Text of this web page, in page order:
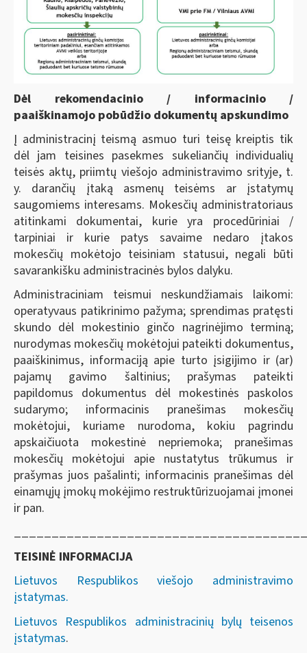
Dėl rekomendacinio / informacinio /
paaiškinamojo pobūdžio dokumentų apskundimo
Į administracinį teismą asmuo turi teisę kreiptis tik
dėl jam teisines pasekmes sukeliančių individualių
teisės aktų, priimtų viešojo administravimo srityje, t.
y. darančių įtaką asmenų teisėms ar įstatymų
saugomiems interesams. Mokesčių administratoriaus
atitinkami dokumentai, kurie yra procedūriniai /
tarpiniai ir kurie patys savaime nedaro įtakos
mokesčių mokėtojo teisiniam statusui, negali būti
savarankišku administracinės bylos dalyku.
Administraciniam teismui neskundžiamais laikomi:
operatyvaus patikrinimo pažyma; sprendimas pratęsti
skundo dėl mokestinio ginčo nagrinėjimo terminą;
nurodymas mokesčių mokėtojui pateikti dokumentus,
paaiškinimus, informaciją apie turto įsigijimo ir (ar)
pajamų gavimo šaltinius; prašymas pateikti
papildomus dokumentus dėl mokestinės paskolos
sudarymo; informacinis pranešimas mokesčių
mokėtojui, kuriame nurodoma, kokiu pagrindu
apskaičiuota mokestinė nepriemoka; pranešimas
mokesčių mokėtojui apie nustatytus trūkumus ir
prašymas juos pašalinti; informacinis pranešimas dėl
einamųjų įmokų mokėjimo restruktūrizuojamai įmonei
ir pan.
TEISINĖ INFORMACIJA
Lietuvos Respublikos viešojo administravimo
įstatymas.
Lietuvos Respublikos administracinių bylų teisenos
įstatymas.